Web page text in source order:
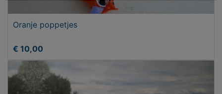
Oranje poppetjes
€ 10,00